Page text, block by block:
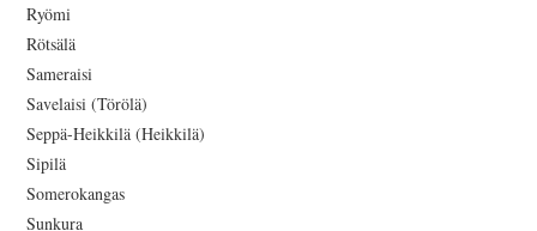
Ryömi
Rötsälä
Sameraisi
Savelaisi (Törölä)
Seppä-Heikkilä (Heikkilä)
Sipilä
Somerokangas
Sunkura